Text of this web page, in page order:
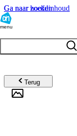
Ga naar hoofdinhoud
Ga naar zoeken
menu
Terug